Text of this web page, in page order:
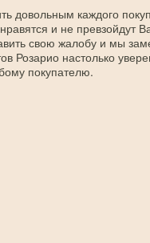
довольным каждого
и не превзойдут
свою жалобу и мы
Розарио настолько
покупателю.